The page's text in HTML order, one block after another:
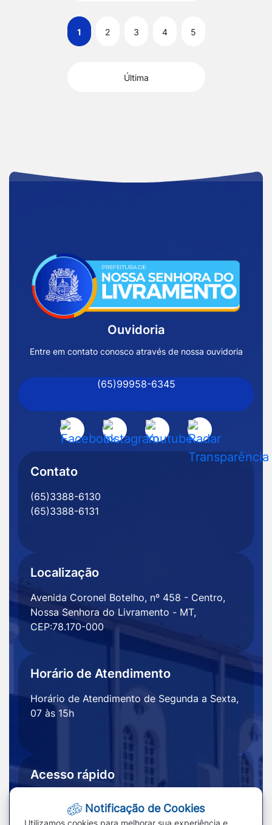
1 2 3 4 5
Última
Acessar
Página
Inicial
de
Senhora
do
Livramento
MT
Acessar
a
Social
Facebook
Acessar
a
Acessar
a
Acessar
a
Rede
Ouvidoria
Entre em contato conosco através de nossa ouvidoria
(65)99958-6345
Contato
(65)3388-6130
(65)3388-6131
Localização
Avenida Coronel Botelho, nº 458 - Centro,
Nossa Senhora do Livramento - MT,
CEP:78.170-000
Horário de Atendimento
Horário de Atendimento de Segunda a Sexta,
07 às 15h
Acesso rápido
Redefinir cookies
Notificação de Cookies
Utilizamos cookies para melhorar sua experiência e